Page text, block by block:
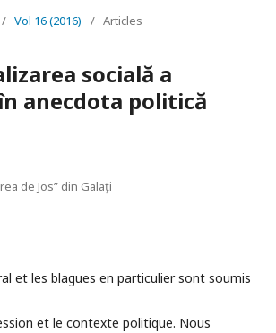
/ Vol 16 (2016) / Articles
socială a
anecdota politică
de Jos” din Galaţi
et les blagues en particulier sont soumis
et le contexte politique. Nous